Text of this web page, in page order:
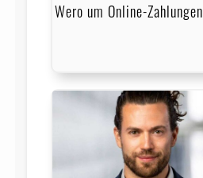
Wero um Online-Zahlungen